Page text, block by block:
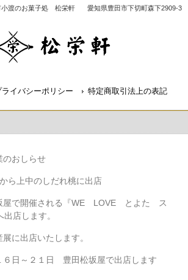
小渡のお菓子処 松栄軒 愛知県豊田市下切町森下2909-3
ライバシーポリシー 特定商取引法上の表記
のおしらせ
ら上中のしだれ桃に出店
屋で開催される『WE LOVE とよた ス
店します。
に出店いたします。
６日～２１日 豊田松坂屋で出店します